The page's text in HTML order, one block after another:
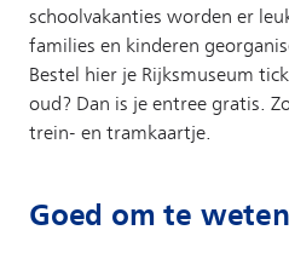
schoolvakanties worden er
families en kinderen
Bestel hier je Rijksmuseum
oud? Dan is je entree gratis.
trein- en tramkaartje.
Goed om te weten